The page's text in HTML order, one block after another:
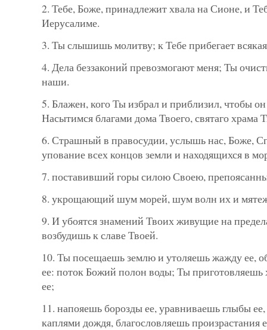
2. Тебе, Боже, принадлежит хвала на Сионе, и
Иерусалиме.
3. Ты слышишь молитву; к Тебе прибегает
4. Дела беззаконий превозмогают меня; Ты
наши.
5. Блажен, кого Ты избрал и приблизил, чтобы
Насытимся благами дома Твоего, святаго храма
6. Страшный в правосудии, услышь нас, Боже,
упование всех концов земли и находящихся в
7. поставивший горы силою Своею,
8. укрощающий шум морей, шум волн их и
9. И убоятся знамений Твоих живущие на
возбудишь к славе Твоей.
10. Ты посещаешь землю и утоляешь жажду ее,
ее: поток Божий полон воды; Ты приготовляешь
ее;
11. напояешь борозды ее, уравниваешь глыбы
каплями дождя, благословляешь произрастания